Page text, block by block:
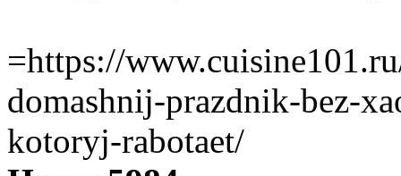
=https://
domashnij-prazdnik-bez-
kotoryj-rabotaet/